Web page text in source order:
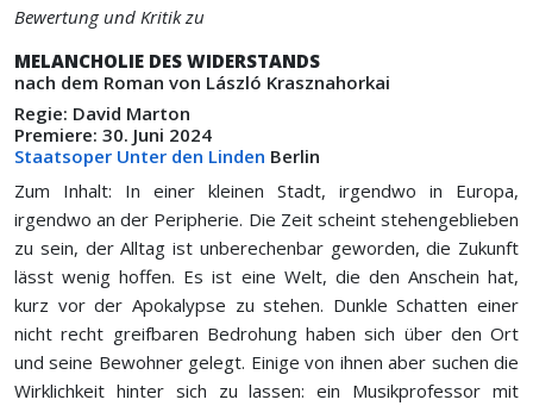
Bewertung und Kritik zu
MELANCHOLIE DES WIDERSTANDS
nach dem Roman von László Krasznahorkai
Regie: David Marton
Premiere: 30. Juni 2024
Staatsoper Unter den Linden Berlin
Zum Inhalt: In einer kleinen Stadt, irgendwo in Europa,
irgendwo an der Peripherie. Die Zeit scheint stehengeblieben
zu sein, der Alltag ist unberechenbar geworden, die Zukunft
lässt wenig hoffen. Es ist eine Welt, die den Anschein hat,
kurz vor der Apokalypse zu stehen. Dunkle Schatten einer
nicht recht greifbaren Bedrohung haben sich über den Ort
und seine Bewohner gelegt. Einige von ihnen aber suchen die
Wirklichkeit hinter sich zu lassen: ein Musikprofessor mit